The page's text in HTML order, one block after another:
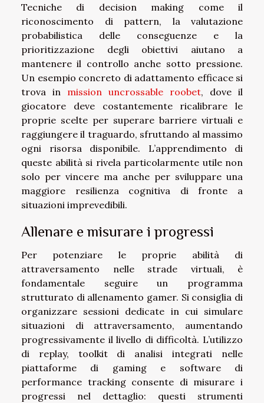
Tecniche di decision making come il
riconoscimento di pattern, la valutazione
probabilistica delle conseguenze e la
prioritizzazione degli obiettivi aiutano a
mantenere il controllo anche sotto pressione.
Un esempio concreto di adattamento efficace si
trova in mission uncrossable roobet, dove il
giocatore deve costantemente ricalibrare le
proprie scelte per superare barriere virtuali e
raggiungere il traguardo, sfruttando al massimo
ogni risorsa disponibile. L’apprendimento di
queste abilità si rivela particolarmente utile non
solo per vincere ma anche per sviluppare una
maggiore resilienza cognitiva di fronte a
situazioni imprevedibili.
Allenare e misurare i progressi
Per potenziare le proprie abilità di
attraversamento nelle strade virtuali, è
fondamentale seguire un programma
strutturato di allenamento gamer. Si consiglia di
organizzare sessioni dedicate in cui simulare
situazioni di attraversamento, aumentando
progressivamente il livello di difficoltà. L’utilizzo
di replay, toolkit di analisi integrati nelle
piattaforme di gaming e software di
performance tracking consente di misurare i
progressi nel dettaglio: questi strumenti